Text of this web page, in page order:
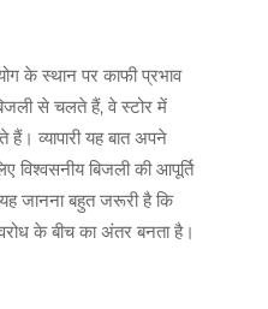
के स्थान पर काफी प्रभाव
से चलते हैं, वे स्टोर में
व्यापारी यह बात अपने
बिजली की आपूर्ति
जानना बहुत जरूरी है कि
के बीच का अंतर बनता है।